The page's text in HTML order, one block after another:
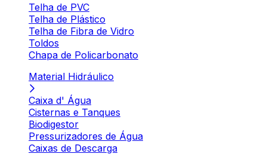
Telha de PVC
Telha de Plástico
Telha de Fibra de Vidro
Toldos
Chapa de Policarbonato
Material Hidráulico
Caixa d' Água
Cisternas e Tanques
Biodigestor
Pressurizadores de Água
Caixas de Descarga